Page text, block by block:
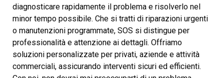
diagnosticare rapidamente il problema e risolverlo nel
minor tempo possibile. Che si tratti di riparazioni urgenti
o manutenzioni programmate, SOS si distingue per
professionalità e attenzione ai dettagli. Offriamo
soluzioni personalizzate per privati, aziende e attività
commerciali, assicurando interventi sicuri ed efficienti.